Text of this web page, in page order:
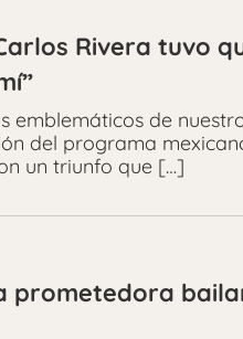
Rivera tuvo
emblemáticos de
del programa
un triunfo que […]
prometedora